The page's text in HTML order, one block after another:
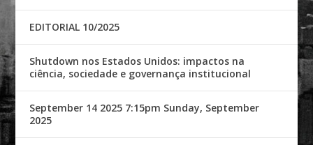
EDITORIAL 10/2025
Shutdown nos Estados Unidos: impactos na
ciência, sociedade e governança institucional
September 14 2025 7:15pm Sunday, September
2025